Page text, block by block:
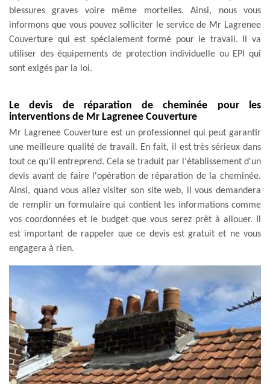
blessures graves voire même mortelles. Ainsi, nous vous
informons que vous pouvez solliciter le service de Mr Lagrenee
Couverture qui est spécialement formé pour le travail. Il va
utiliser des équipements de protection individuelle ou EPI qui
sont exigés par la loi.
Le devis de réparation de cheminée pour les
interventions de Mr Lagrenee Couverture
Mr Lagrenee Couverture est un professionnel qui peut garantir
une meilleure qualité de travail. En fait, il est très sérieux dans
tout ce qu'il entreprend. Cela se traduit par l'établissement d'un
devis avant de faire l'opération de réparation de la cheminée.
Ainsi, quand vous allez visiter son site web, il vous demandera
de remplir un formulaire qui contient les informations comme
vos coordonnées et le budget que vous serez prêt à allouer. Il
est important de rappeler que ce devis est gratuit et ne vous
engagera à rien.